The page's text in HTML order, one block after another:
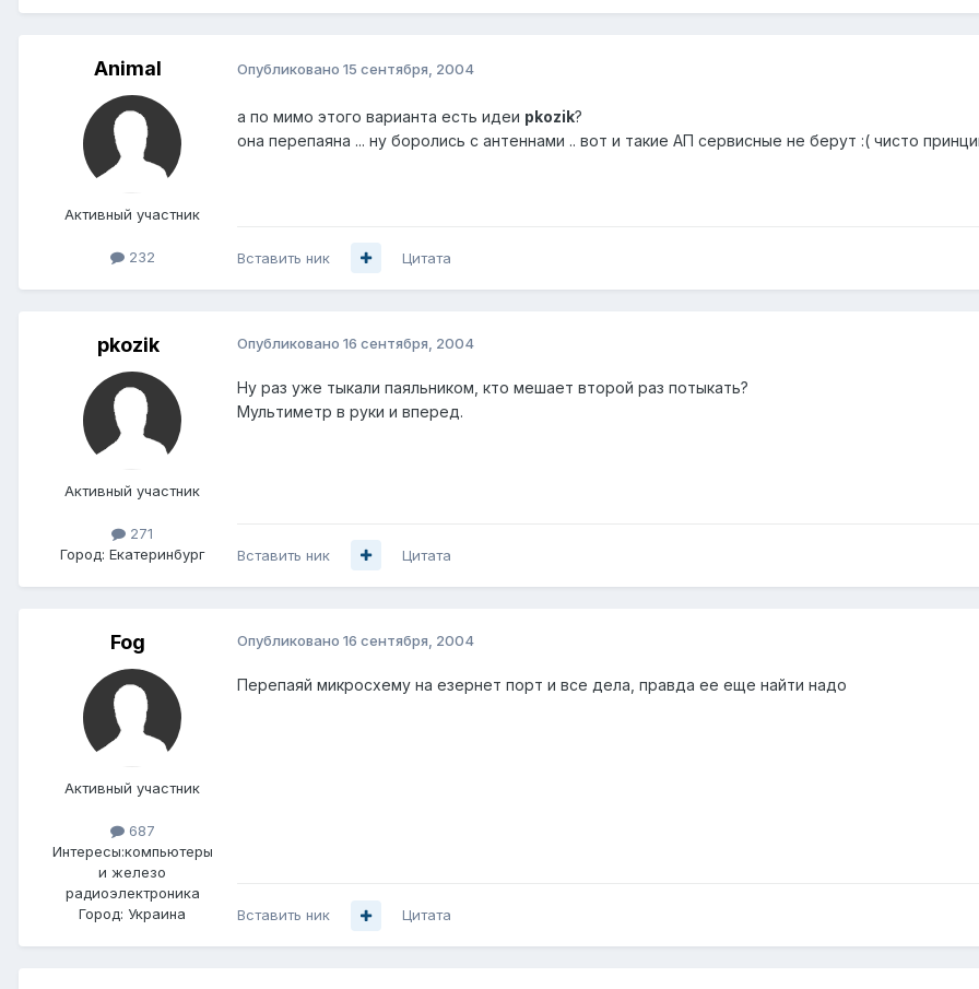
Animal
Активный участник
232
Опубликовано 15 сентября, 2004
а по мимо этого варианта есть идеи pkozik?
она перепаяна ... ну боролись с антеннами .. вот и такие АП сервисные не берут :( чисто
Вставить ник Цитата
pkozik
Активный участник
271
Город: Екатеринбург
Опубликовано 16 сентября, 2004
Ну раз уже тыкали паяльником, кто мешает второй раз потыкать?
Мультиметр в руки и вперед.
Вставить ник Цитата
Fog
Активный участник
687
Интересы:компьютеры
и железо
радиоэлектроника
Город: Украина
Опубликовано 16 сентября, 2004
Перепаяй микросхему на езернет порт и все дела, правда ее еще найти надо
Вставить ник Цитата